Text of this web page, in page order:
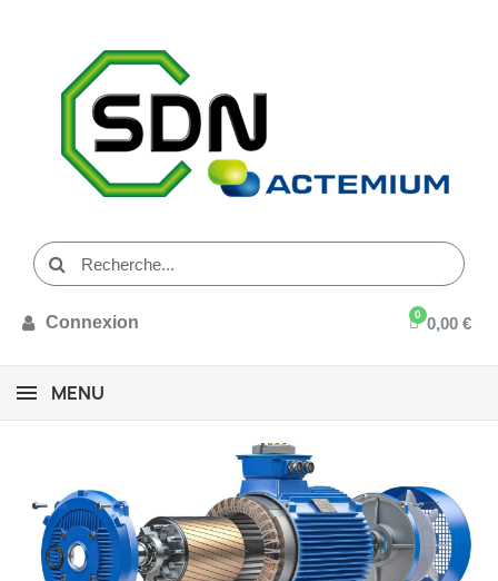
Connexion 0,00 €
MENU